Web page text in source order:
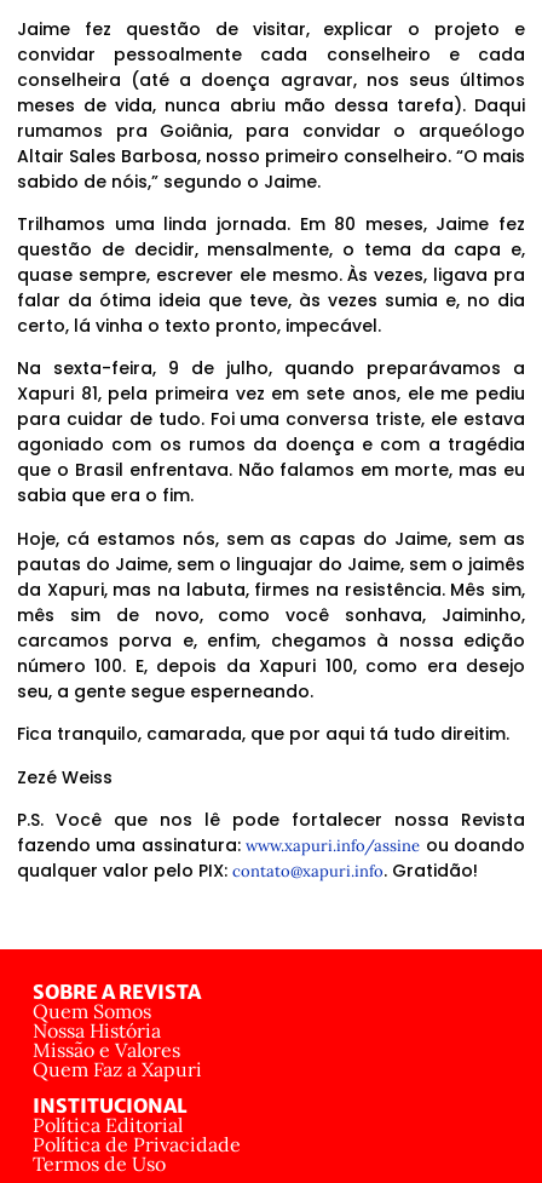
Jaime fez questão de visitar, explicar o projeto e
convidar pessoalmente cada conselheiro e cada
conselheira (até a doença agravar, nos seus últimos
meses de vida, nunca abriu mão dessa tarefa). Daqui
rumamos pra Goiânia, para convidar o arqueólogo
Altair Sales Barbosa, nosso primeiro conselheiro. “O mais
sabido de nóis,” segundo o Jaime.
Trilhamos uma linda jornada. Em 80 meses, Jaime fez
questão de decidir, mensalmente, o tema da capa e,
quase sempre, escrever ele mesmo. Às vezes, ligava pra
falar da ótima ideia que teve, às vezes sumia e, no dia
certo, lá vinha o texto pronto, impecável.
Na sexta-feira, 9 de julho, quando preparávamos a
Xapuri 81, pela primeira vez em sete anos, ele me pediu
para cuidar de tudo. Foi uma conversa triste, ele estava
agoniado com os rumos da doença e com a tragédia
que o Brasil enfrentava. Não falamos em morte, mas eu
sabia que era o fim.
Hoje, cá estamos nós, sem as capas do Jaime, sem as
pautas do Jaime, sem o linguajar do Jaime, sem o jaimês
da Xapuri, mas na labuta, firmes na resistência. Mês sim,
mês sim de novo, como você sonhava, Jaiminho,
carcamos porva e, enfim, chegamos à nossa edição
número 100. E, depois da Xapuri 100, como era desejo
seu, a gente segue esperneando.
Fica tranquilo, camarada, que por aqui tá tudo direitim.
Zezé Weiss
P.S. Você que nos lê pode fortalecer nossa Revista
fazendo uma assinatura:www.xapuri.info/assine ou doando
qualquer valor pelo PIX: contato@xapuri.info. Gratidão!
SOBRE A REVISTA
Quem Somos
Nossa História
Missão e Valores
Quem Faz a Xapuri
INSTITUCIONAL
Política Editorial
Política de Privacidade
Termos de Uso